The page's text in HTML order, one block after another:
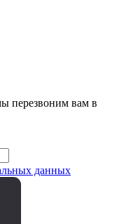
перезвоним вам в
данных